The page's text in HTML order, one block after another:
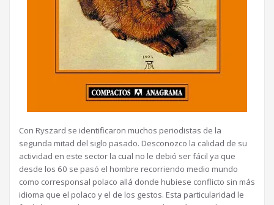
Con Ryszard se identificaron muchos periodistas de la
segunda mitad del siglo pasado. Desconozco la calidad de su
actividad en este sector la cual no le debió ser fácil ya que
desde los 60 se pasó el hombre recorriendo medio mundo
como corresponsal polaco allá donde hubiese conflicto sin más
idioma que el polaco y el de los gestos. Esta particularidad le